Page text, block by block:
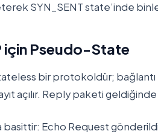
SYN_SENT state’inde
için Pseudo-State
bir protokoldür;
açılır. Reply paketi
basittir: Echo Request